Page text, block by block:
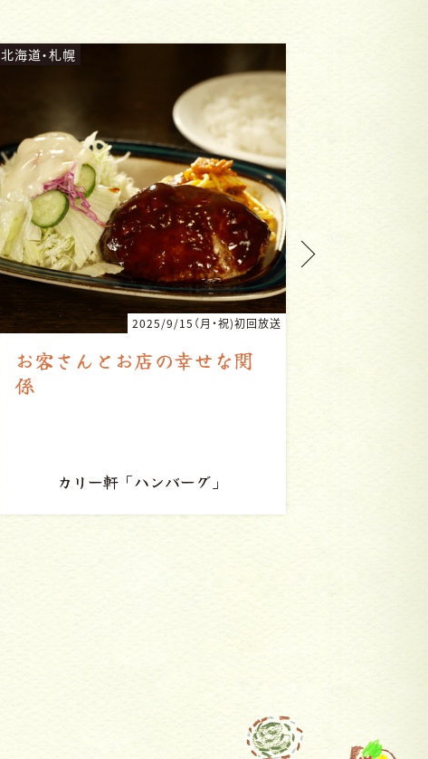
北海道・札幌
2025/9/15（月・祝)初回放送
地元の食材と観光資源を多
くの人に知ってもらいたい
「一寸豆腐白玉（きな粉）」